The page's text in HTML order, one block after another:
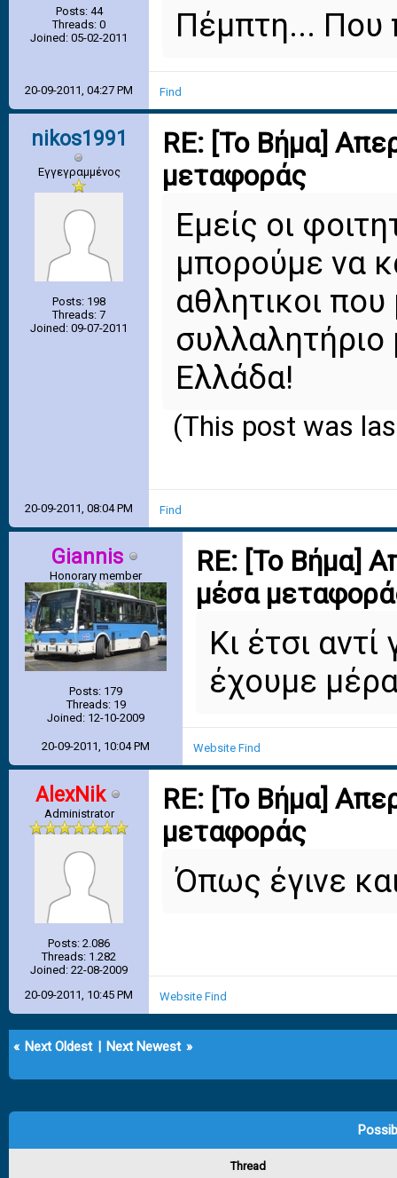
Posts: 44
Threads: 0
Joined: 05-02-2011
Πέμπτη... Που
20-09-2011, 04:27 PM Find
nikos1991
Εγγεγραμμένος
Posts: 198
Threads: 7
Joined: 09-07-2011
RE: [Το Βήμα]
μεταφοράς
Εμείς οι
μπορούμε να
αθλητικοι
Ελλάδα!
(This post was
20-09-2011, 08:04 PM Find
Giannis
Honorary member
Posts: 179
Threads: 19
Joined: 12-10-2009
RE: [Το Βήμα]
μέσα
Κι έτσι
έχουμε
20-09-2011, 10:04 PM Website Find
AlexNik
Administrator
Posts: 2.086
Threads: 1.282
Joined: 22-08-2009
RE: [Το Βήμα]
μεταφοράς
Όπως έγινε
20-09-2011, 10:45 PM Website Find
« Next Oldest | Next Newest »
Thread